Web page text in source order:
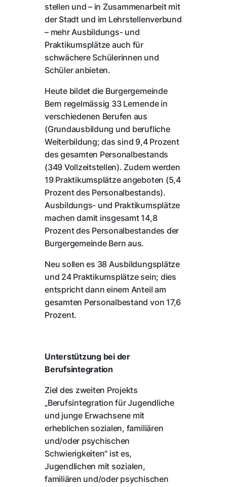
stellen und – in Zusammenarbeit mit
der Stadt und im Lehrstellenverbund
– mehr Ausbildungs- und
Praktikumsplätze auch für
schwächere Schülerinnen und
Schüler anbieten.
Heute bildet die Burgergemeinde
Bern regelmässig 33 Lernende in
verschiedenen Berufen aus
(Grundausbildung und berufliche
Weiterbildung; das sind 9,4 Prozent
des gesamten Personalbestands
(349 Vollzeitstellen). Zudem werden
19 Praktikumsplätze angeboten (5,4
Prozent des Personalbestands).
Ausbildungs- und Praktikumsplätze
machen damit insgesamt 14,8
Prozent des Personalbestandes der
Burgergemeinde Bern aus.
Neu sollen es 38 Ausbildungsplätze
und 24 Praktikumsplätze sein; dies
entspricht dann einem Anteil am
gesamten Personalbestand von 17,6
Prozent.
Unterstützung bei der
Berufsintegration
Ziel des zweiten Projekts
„Berufsintegration für Jugendliche
und junge Erwachsene mit
erheblichen sozialen, familiären
und/oder psychischen
Schwierigkeiten" ist es,
Jugendlichen mit sozialen,
familiären und/oder psychischen